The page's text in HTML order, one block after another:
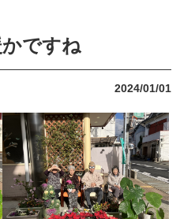
ですね
2024/01/01